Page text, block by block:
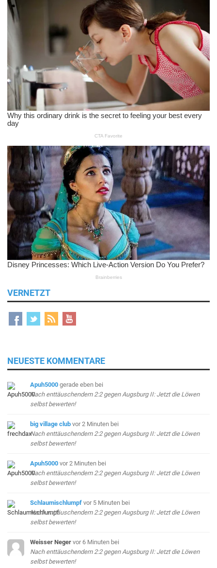
VERNETZT
NEUESTE KOMMENTARE
Apuh5000 gerade eben bei
Nach enttäuschendem 2:2 gegen Augsburg II: Jetzt die Löwen
selbst bewerten!
big village club vor 2 Minuten bei
Nach enttäuschendem 2:2 gegen Augsburg II: Jetzt die Löwen
selbst bewerten!
Apuh5000 vor 2 Minuten bei
Nach enttäuschendem 2:2 gegen Augsburg II: Jetzt die Löwen
selbst bewerten!
Schlaumischlumpf vor 5 Minuten bei
Nach enttäuschendem 2:2 gegen Augsburg II: Jetzt die Löwen
selbst bewerten!
Weisser Neger vor 6 Minuten bei
Nach enttäuschendem 2:2 gegen Augsburg II: Jetzt die Löwen
selbst bewerten!